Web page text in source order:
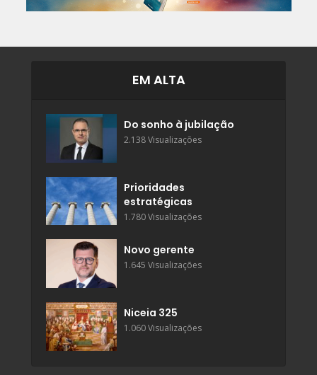
EM ALTA
Do sonho à jubilação
2.138 Visualizações
Prioridades
estratégicas
1.780 Visualizações
Novo gerente
1.645 Visualizações
Niceia 325
1.060 Visualizações